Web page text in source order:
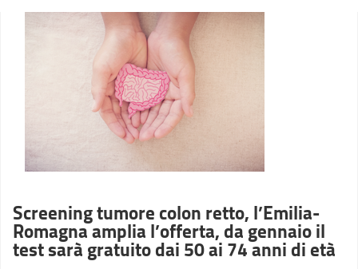
Screening tumore colon retto, l’Emilia-
Romagna amplia l’offerta, da gennaio il
test sarà gratuito dai 50 ai 74 anni di età